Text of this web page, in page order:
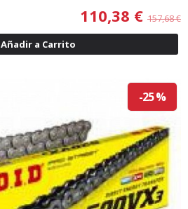
110,38 € 157,68 €
Añadir a Carrito
-25 %